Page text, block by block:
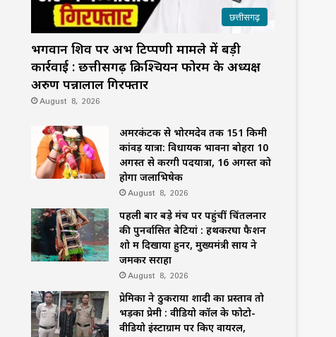
छत्तीसगढ़
भगवान शिव पर अभद्र टिप्पणी मामले में बड़ी
कार्रवाई : छत्तीसगढ़ क्रिश्चियन फोरम के अध्यक्ष
अरुण पन्नालाल गिरफ्तार
August 8, 2026
अमरकंटक से भोरमदेव तक 151 किमी
कांवड़ यात्रा: विधायक भावना बोहरा 10
अगस्त से करेंगी पदयात्रा, 16 अगस्त को
होगा जलाभिषेक
August 8, 2026
पहली बार बड़े मंच पर पहुंचीं चिंतलनार
की पुनर्वासित बेटियां : हथकरघा फैशन
शो में दिखाया हुनर, मुख्यमंत्री साय ने
जमकर सराहा
August 8, 2026
प्रेमिका ने ठुकराया शादी का प्रस्ताव तो
भड़का प्रेमी : वीडियो कॉल के फोटो-
वीडियो इंस्टाग्राम पर किए वायरल,